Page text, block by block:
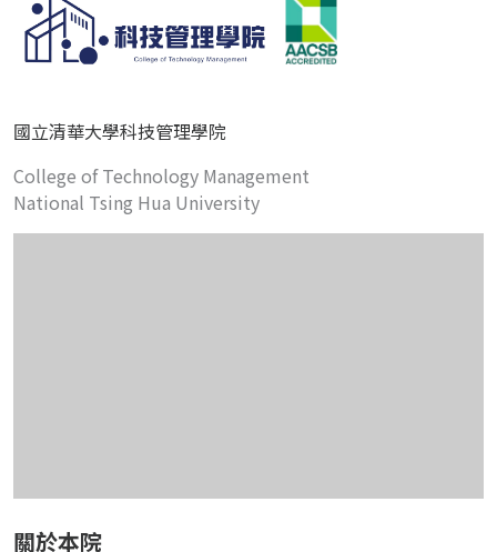
國立清華大學科技管理學院
College of Technology Management
National Tsing Hua University
關於本院